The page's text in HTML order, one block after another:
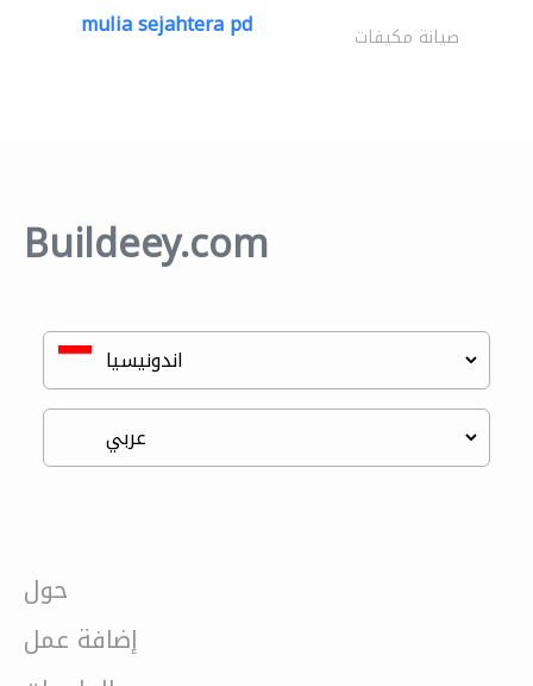
mulia sejahtera pd صيانة مكيفات
Buildeey.com
حول
إضافة عمل